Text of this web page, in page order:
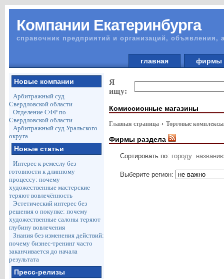
Компании Екатеринбурга
справочник предприятий и организаций, объявления,
главная
Новые компании
Арбитражный суд
Свердловской области
Отделение СФР по
Свердловской области
Арбитражный суд Уральского
округа
Новые статьи
Интерес к ремеслу без
готовности к длинному
процессу: почему
художественные мастерские
теряют вовлечённость
Эстетический интерес без
решения о покупке: почему
художественные салоны теряют
глубину вовлечения
Знания без изменения действий:
почему бизнес-тренинг часто
заканчивается до начала
результата
Пресс-релизы
Я
ищу:
Комиссионные магазины
Главная страница Торговые
Фирмы раздела
Сортировать по: городу
Выберите регион: